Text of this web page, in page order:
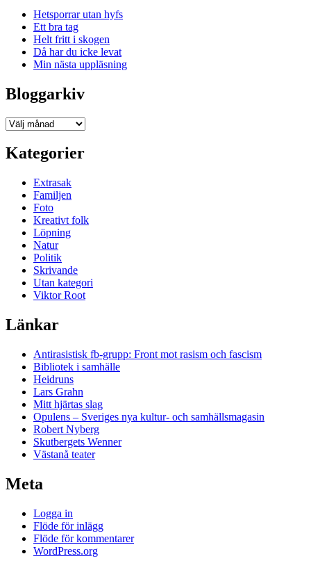
Hetsporrar utan hyfs
Ett bra tag
Helt fritt i skogen
Då har du icke levat
Min nästa uppläsning
Bloggarkiv
Bloggarkiv
Kategorier
Extrasak
Familjen
Foto
Kreativt folk
Löpning
Natur
Politik
Skrivande
Utan kategori
Viktor Root
Länkar
Antirasistisk fb-grupp: Front mot rasism och fascism
Bibliotek i samhälle
Heidruns
Lars Grahn
Mitt hjärtas slag
Opulens – Sveriges nya kultur- och samhällsmagasin
Robert Nyberg
Skutbergets Wenner
Västanå teater
Meta
Logga in
Flöde för inlägg
Flöde för kommentarer
WordPress.org